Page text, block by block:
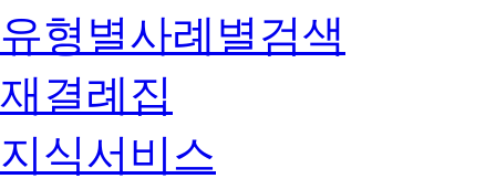
유형별사례별검색
재결례집
지식서비스